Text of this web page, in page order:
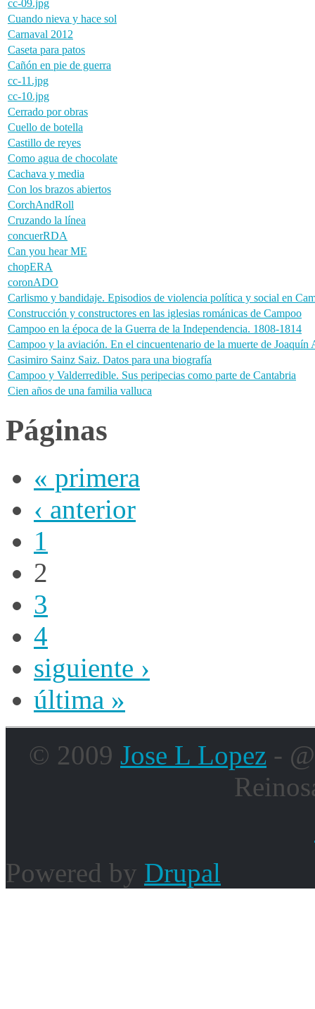
cc-09.jpg
Cuando nieva y hace sol
Carnaval 2012
Caseta para patos
Cañón en pie de guerra
cc-11.jpg
cc-10.jpg
Cerrado por obras
Cuello de botella
Castillo de reyes
Como agua de chocolate
Cachava y media
Con los brazos abiertos
CorchAndRoll
Cruzando la línea
concuerRDA
Can you hear ME
chopERA
coronADO
Carlismo y bandidaje. Episodios de violencia política y social en
Construcción y constructores en las iglesias románicas de Campoo
Campoo en la época de la Guerra de la Independencia. 1808-1814
Campoo y la aviación. En el cincuentenario de la muerte de Joaquín
Casimiro Sainz Saiz. Datos para una biografía
Campoo y Valderredible. Sus peripecias como parte de Cantabria
Cien años de una familia valluca
Páginas
« primera
‹ anterior
1
2
3
4
siguiente ›
última »
© 2009 Jose L Lopez -
Powered by Drupal